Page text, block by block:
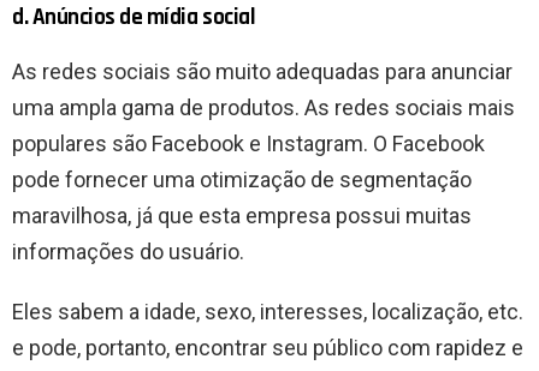
d. Anúncios de mídia social
As redes sociais são muito adequadas para anunciar
uma ampla gama de produtos. As redes sociais mais
populares são Facebook e Instagram. O Facebook
pode fornecer uma otimização de segmentação
maravilhosa, já que esta empresa possui muitas
informações do usuário.
Eles sabem a idade, sexo, interesses, localização, etc.
e pode, portanto, encontrar seu público com rapidez e